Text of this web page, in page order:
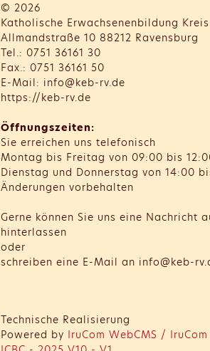
© 2026
Katholische Erwachsenenbildung
Allmandstraße 10 88212 Ravensburg
Tel.: 0751 36161 30
Fax.: 0751 36161 50
E-Mail: info@keb-rv.de
https://keb-rv.de
Öffnungszeiten:
Sie erreichen uns telefonisch
Montag bis Freitag von 09:00 bis
Dienstag und Donnerstag von 14:00
Änderungen vorbehalten
Gerne können Sie uns eine Nachricht
hinterlassen
oder
schreiben eine E-Mail an info@keb-
Technische Realisierung
Powered by IruCom WebCMS /